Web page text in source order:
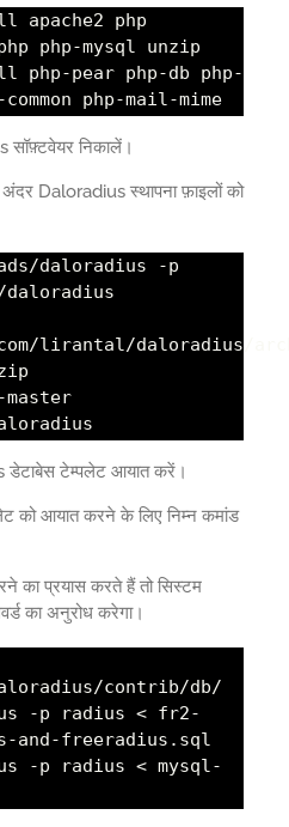
php
php-mysql unzip
pear php-db php-
php-mail-mime
निकालें।
अंदर Daloradius स्थापना फ़ाइलों को
daloradius -p
daloradius
lirantal/daloradius/
टेम्पलेट आयात करें।
को आयात करने के लिए निम्न कमांड
का प्रयास करते हैं तो सिस्टम
का अनुरोध करेगा।
contrib/db/
-p radius < fr2-
and-freeradius.sql
-p radius < mysql-